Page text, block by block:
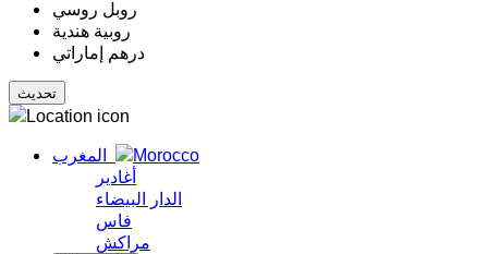
روبل روسي
روبية هندية
درهم إماراتي
المغرب
أغادير
الدار البيضاء
فاس
مراكش